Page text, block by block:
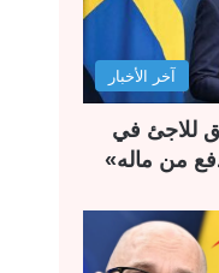
آخر الأخبار
2026.. لا حق للاجئ في
من ماله»